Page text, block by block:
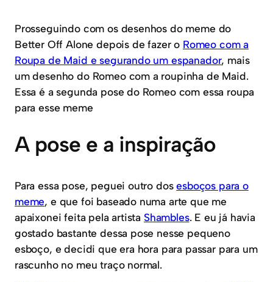
Prosseguindo com os desenhos do meme do
Better Off Alone depois de fazer o Romeo com a
Roupa de Maid e segurando um espanador, mais
um desenho do Romeo com a roupinha de Maid.
Essa é a segunda pose do Romeo com essa roupa
para esse meme
A pose e a inspiração
Para essa pose, peguei outro dosesboços para o
meme, e que foi baseado numa arte que me
apaixonei feita pela artista Shambles. E eu já havia
gostado bastante dessa pose nesse pequeno
esboço, e decidi que era hora para passar para um
rascunho no meu traço normal.